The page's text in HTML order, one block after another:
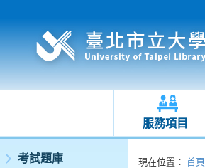
服務項目
:::
考試題庫 :::現在位置 ： 首頁